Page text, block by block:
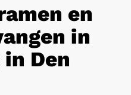
en
in
Den